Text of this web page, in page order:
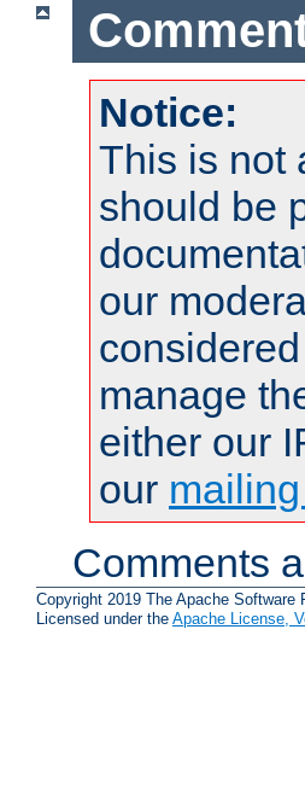
Notice:
This is not
should be
our
manage
either our
our
Comments
Copyright 2019 The Apache Software
Licensed under the Apache License,